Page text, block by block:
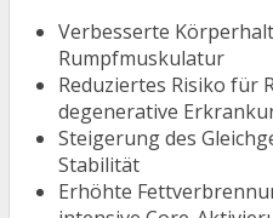
Verbesserte
Rumpfmuskulatur
Reduziertes Risiko für
degenerative
Steigerung des
Stabilität
Erhöhte